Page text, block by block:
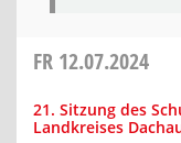
FR 12.07.2024
21. Sitzung des
Landkreises